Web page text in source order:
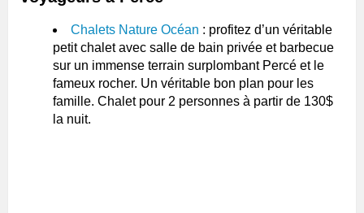
Chalets Nature Océan : profitez d’un véritable
petit chalet avec salle de bain privée et barbecue
sur un immense terrain surplombant Percé et le
fameux rocher. Un véritable bon plan pour les
famille. Chalet pour 2 personnes à partir de 130$
la nuit.